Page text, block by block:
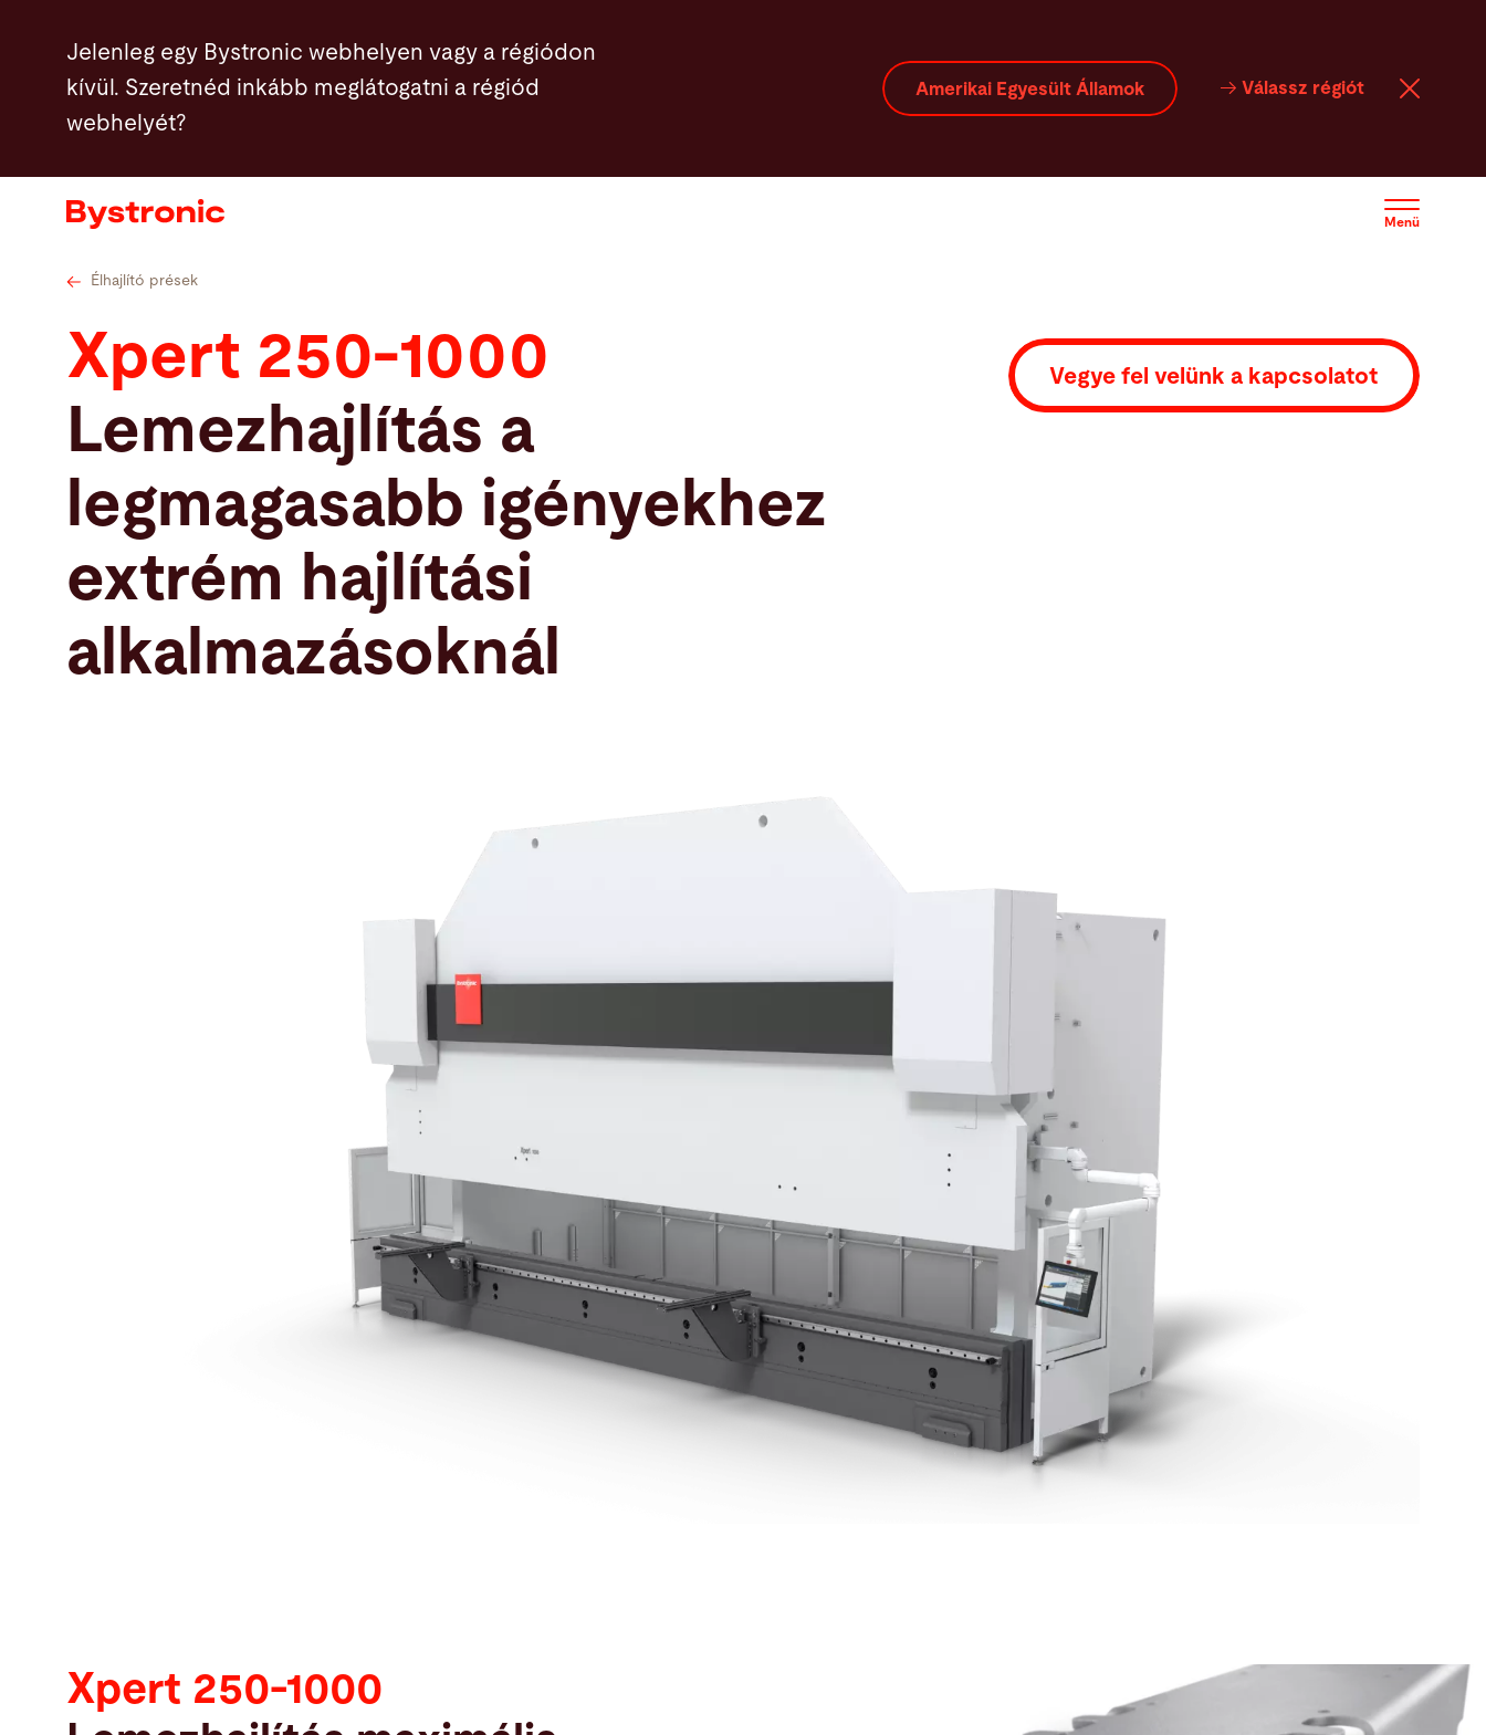
tartalomra
Jelenleg egy Bystronic webhelyen vagy a régiódon
kívül. Szeretnéd inkább meglátogatni a régiód
webhelyét?
Amerikai Egyesült Államok Válassz régiót
Menü
Gépek és szoftverek
Szerviz
Alkalmazások
Hírek
Vállalatunk
myBystronic
Élhajlító prések
Xpert 250-1000
Lemezhajlítás a
legmagasabb igényekhez
extrém hajlítási
alkalmazásoknál
Vegye fel velünk a kapcsolatot
Xpert 250-1000